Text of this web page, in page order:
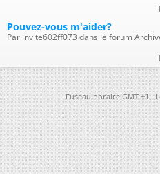
Pouvez-vous m'aider?
Par invite602ff073 dans le forum
Fuseau horaire GMT +1.